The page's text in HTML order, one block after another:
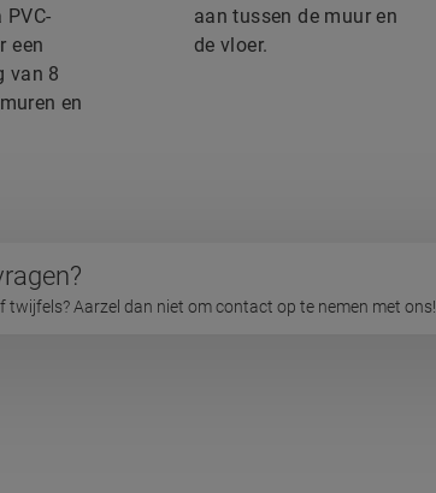
een
van 8
en
aan tussen de muur en
de vloer.
twijfels? Aarzel dan niet om contact op te nemen met ons!